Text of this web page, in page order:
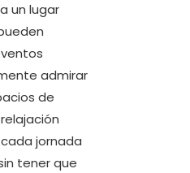
un lugar
admirar
de
jornada
tener que